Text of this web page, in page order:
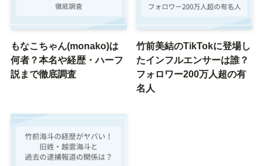
もなこちゃん(monako)は
何者？本名や経歴・ハーフ
説まで徹底調査
竹前美結のTikTokに登場し
たインフルエンサーは誰？
フォロワー200万人超の有
名人